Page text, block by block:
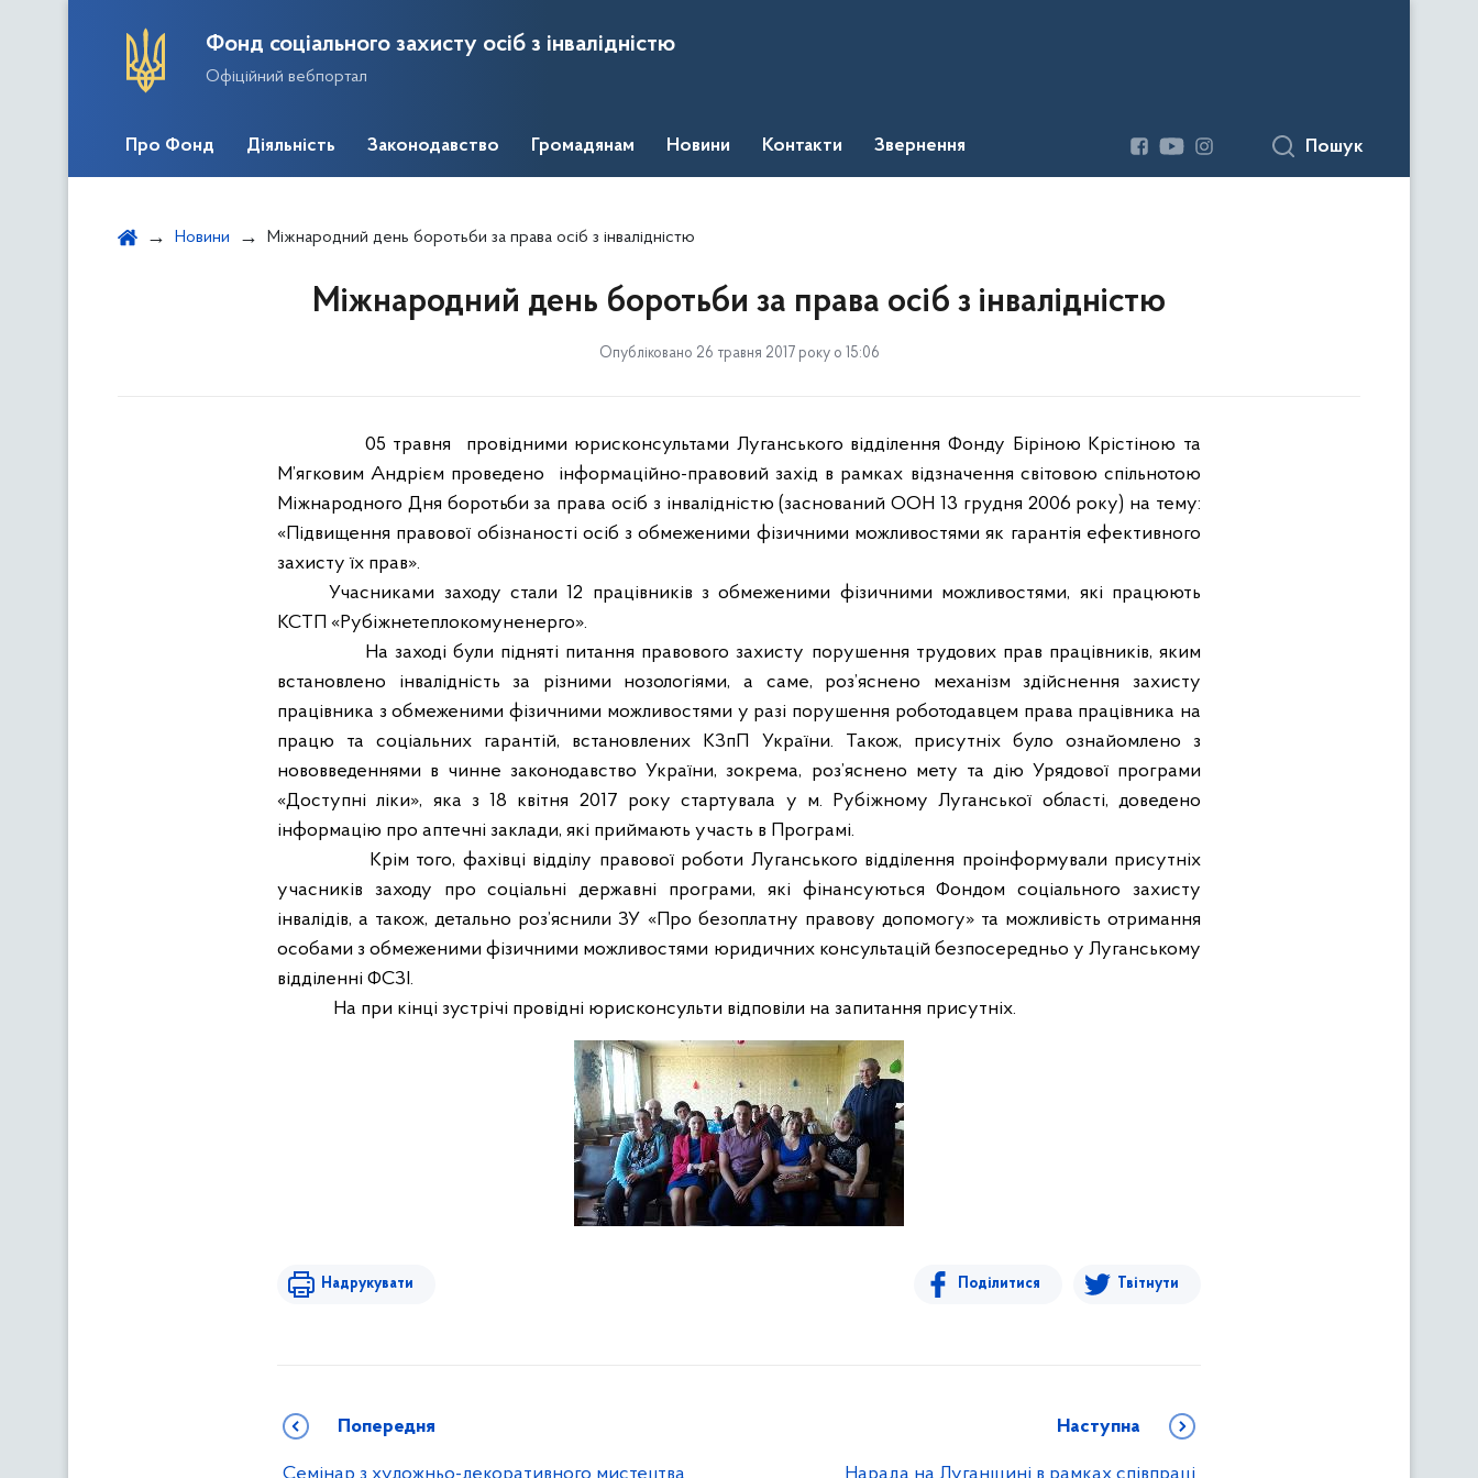
Фонд соціального захисту осіб з інвалідністю
Офіційний вебпортал
Про Фонд Діяльність Законодавство Громадянам Новини Контакти Звернення Пошук
Новини Міжнародний день боротьби за права осіб з інвалідністю
Міжнародний день боротьби за права осіб з інвалідністю
Опубліковано 26 травня 2017 року о 15:06
05 травня
провідними юрисконсультами Луганського відділення Фонду Біріною Крістіною та
М’ягковим Андрієм проведено
інформаційно-правовий захід в рамках відзначення світовою спільнотою
Міжнародного Дня боротьби за права осіб з інвалідністю (заснований ООН 13 грудня 2006 року) на тему:
«Підвищення правової обізнаності осіб з обмеженими фізичними можливостями як гарантія ефективного
захисту їх прав».
Учасниками заходу стали 12 працівників з обмеженими фізичними можливостями, які працюють
КСТП «Рубіжнетеплокомуненерго».
На заході були підняті питання правового захисту порушення трудових прав працівників, яким
встановлено інвалідність за різними нозологіями, а саме, роз’яснено механізм здійснення захисту
працівника з обмеженими фізичними можливостями у разі порушення роботодавцем права працівника на
працю та соціальних гарантій, встановлених КЗпП України. Також, присутніх було ознайомлено з
нововведеннями в чинне законодавство України, зокрема, роз’яснено мету та дію Урядової програми
«Доступні ліки», яка з 18 квітня 2017 року стартувала у м. Рубіжному Луганської області, доведено
інформацію про аптечні заклади, які приймають участь в Програмі.
Крім того, фахівці відділу правової роботи Луганського відділення проінформували присутніх
учасників заходу про соціальні державні програми, які фінансуються Фондом соціального захисту
інвалідів, а також, детально роз’яснили ЗУ «Про безоплатну правову допомогу» та можливість отримання
особами з обмеженими фізичними можливостями юридичних консультацій безпосередньо у Луганському
відділенні ФСЗІ.
На при кінці зустрічі провідні юрисконсульти відповіли на запитання присутніх.
Надрукувати Поділитися Твітнути
Попередня Наступна